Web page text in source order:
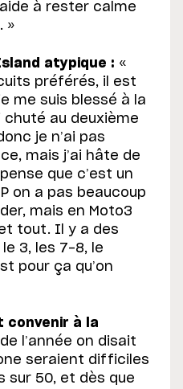
à rester calme
»
atypique : «
préférés, il est
me suis blessé à la
chuté au deuxième
je n’ai pas
mais j’ai hâte de
que c’est un
on a pas beaucoup
mais en Moto3
tout. Il y a des
3, les 7-8, le
pour ça qu’on
convenir à la
l’année on disait
seraient difficiles
sur 50, et dès que